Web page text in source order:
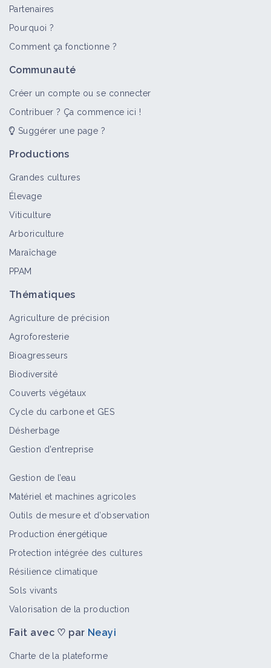
Partenaires
Pourquoi ?
Comment ça fonctionne ?
Communauté
Créer un compte ou se connecter
Contribuer ? Ça commence ici !
Suggérer une page ?
Productions
Grandes cultures
Élevage
Viticulture
Arboriculture
Maraîchage
PPAM
Thématiques
Agriculture de précision
Agroforesterie
Bioagresseurs
Biodiversité
Couverts végétaux
Cycle du carbone et GES
Désherbage
Gestion d'entreprise
Gestion de l’eau
Matériel et machines agricoles
Outils de mesure et d’observation
Production énergétique
Protection intégrée des cultures
Résilience climatique
Sols vivants
Valorisation de la production
Fait avec ♡ par Neayi
Charte de la plateforme